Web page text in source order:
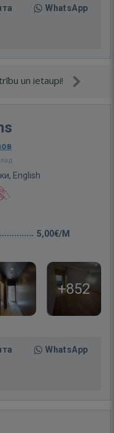
WhatsApp
un ietaupi!
English
5,00€/M
+852
WhatsApp